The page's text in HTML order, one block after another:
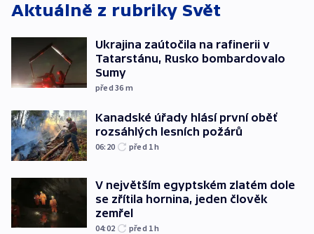
Aktuálně z rubriky Svět
Ukrajina zaútočila na rafinerii v
Tatarstánu, Rusko bombardovalo
Sumy
před 36 m
Kanadské úřady hlásí první oběť
rozsáhlých lesních požárů
06:20 před 1h
V největším egyptském zlatém dole
se zřítila hornina, jeden člověk
zemřel
04:02 před 1h